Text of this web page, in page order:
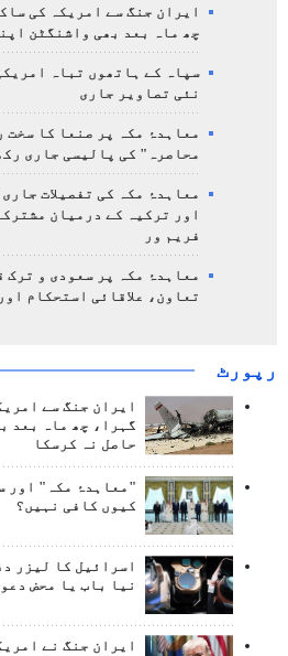
ایران جنگ سے امریکہ کی
چھ ماہ بعد بھی واشنگٹن
سپاہ کے ہاتھوں تباہ
نئی تصاویر جاری
معاہدۂ مکہ پر صنعا کا
محاصرہ" کی پالیسی جاری
معاہدۂ مکہ کی تفصیلات
اور ترکیہ کے درمیان
فریم ور
معاہدۂ مکہ پر سعودی و ترک
تعاون، علاقائی استحکام
رپورٹ
ایران جنگ سے
گہرا، چھ ماہ بعد
حاصل نہ کرسکا
"معاہدۂ مکہ" اور
کیوں کافی نہیں؟
اسرائیل کا لیزر
نیا باب یا محض
ایران جنگ نے